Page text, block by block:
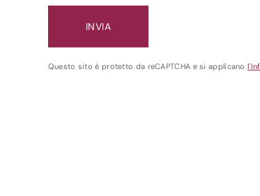
Questo sito è protetto da reCAPTCHA e si applicano